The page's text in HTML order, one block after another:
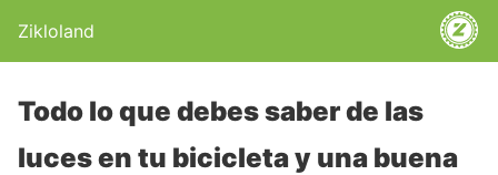
Zikloland
Todo lo que debes saber de las
luces en tu bicicleta y una buena